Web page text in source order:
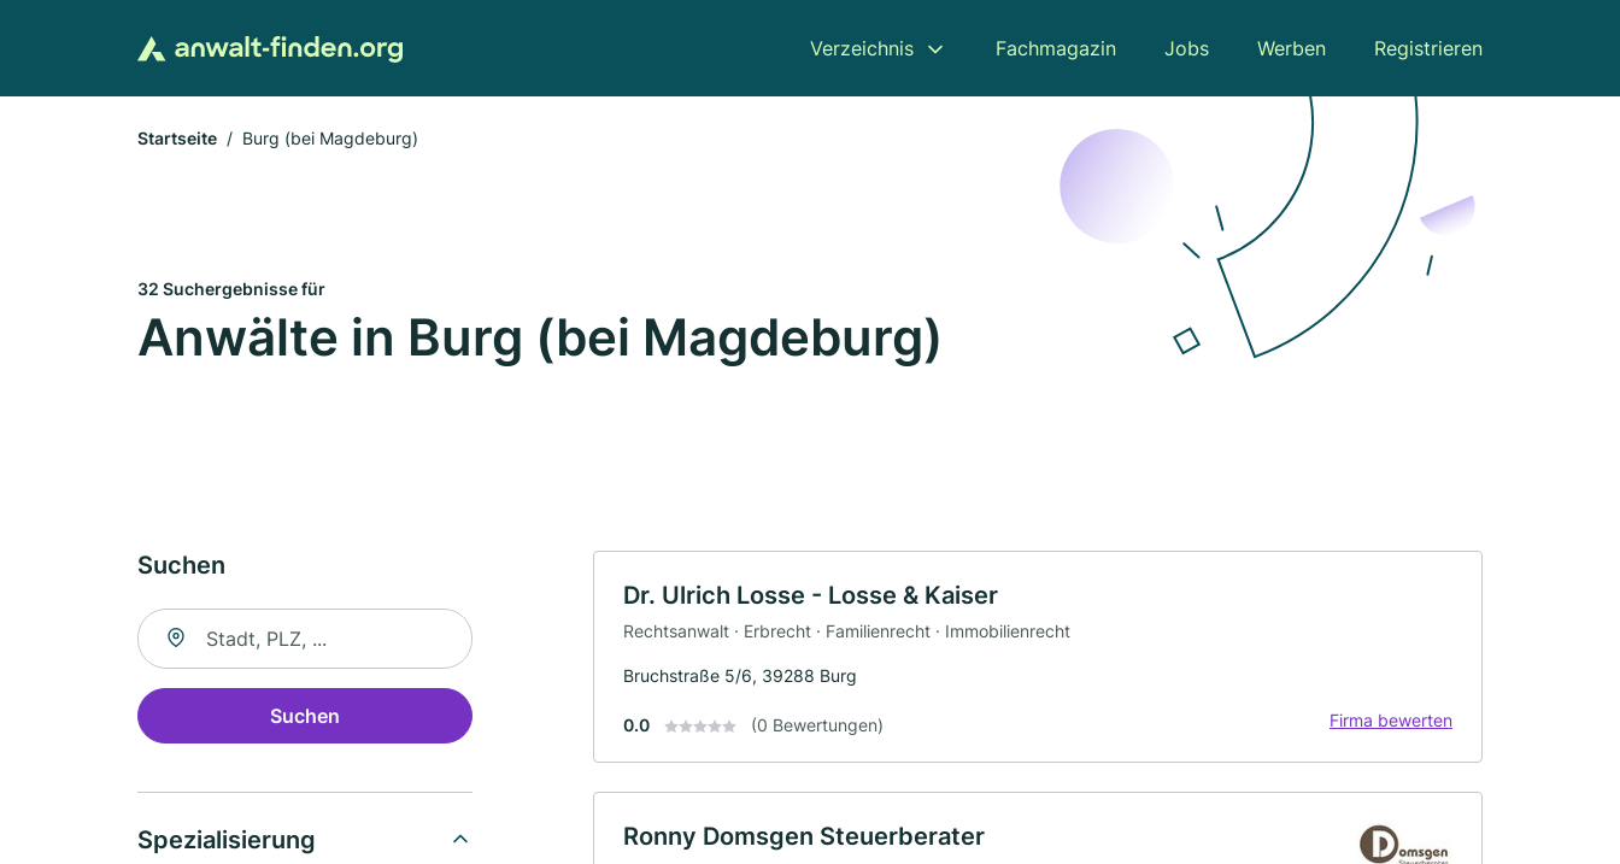
Verzeichnis Fachmagazin Jobs Werben Registrieren
Startseite Burg (bei Magdeburg)
32 Suchergebnisse für
Anwälte in Burg (bei Magdeburg)
Suchen
Suche nach Ort
Suchen
Spezialisierung
Dr. Ulrich Losse - Losse & Kaiser
Rechtsanwalt · Erbrecht · Familienrecht · Immobilienrecht
Bruchstraße 5/6, 39288 Burg
0.0 (0 Bewertungen) Firma bewerten
Ronny Domsgen Steuerberater